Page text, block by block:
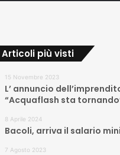
Articoli più visti
15 Novembre 2023
L’ annuncio
“Acquaflash sta
8 Aprile 2024
Bacoli, arriva il salario
7 Agosto 2023